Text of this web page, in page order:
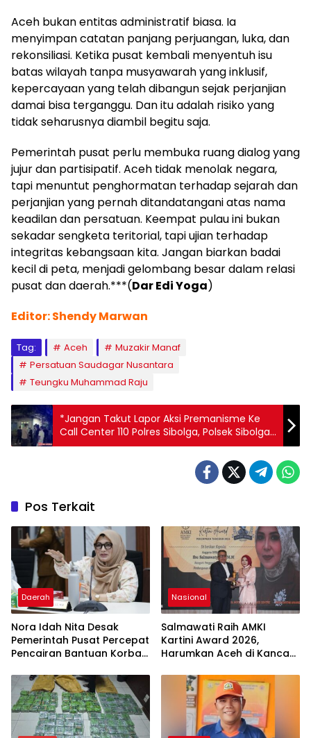
Aceh bukan entitas administratif biasa. Ia
menyimpan catatan panjang perjuangan, luka, dan
rekonsiliasi. Ketika pusat kembali menyentuh isu
batas wilayah tanpa musyawarah yang inklusif,
kepercayaan yang telah dibangun sejak perjanjian
damai bisa terganggu. Dan itu adalah risiko yang
tidak seharusnya diambil begitu saja.
Pemerintah pusat perlu membuka ruang dialog yang
jujur dan partisipatif. Aceh tidak menolak negara,
tapi menuntut penghormatan terhadap sejarah dan
perjanjian yang pernah ditandatangani atas nama
keadilan dan persatuan. Keempat pulau ini bukan
sekadar sengketa teritorial, tapi ujian terhadap
integritas kebangsaan kita. Jangan biarkan badai
kecil di peta, menjadi gelombang besar dalam relasi
pusat dan daerah.***(Dar Edi Yoga)
Editor: Shendy Marwan
Tag: Aceh
Muzakir Manaf
Persatuan Saudagar Nusantara
Teungku Muhammad Raju
*Jangan Takut Lapor Aksi Premanisme Ke
Call Center 110 Polres Sibolga, Polsek Sibolga
Selatan Sapa Warga*
Pos Terkait
Daerah
Nora Idah Nita Desak
Pemerintah Pusat Percepat
Pencairan Bantuan Korban
di Aceh
Nasional
Salmawati Raih AMKI
Kartini Award 2026,
Harumkan Aceh di Kancah